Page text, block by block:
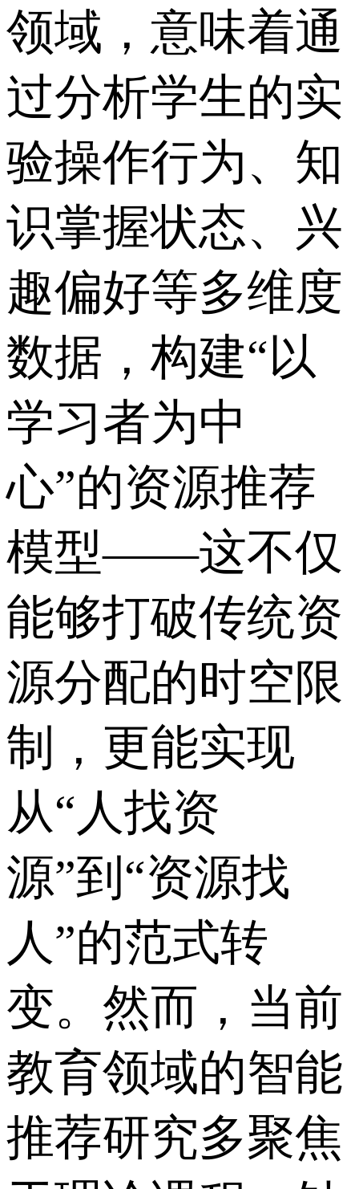
领域，意味着通
过分析学生的实
验操作行为、知
识掌握状态、兴
趣偏好等多维度
数据，构建“以
学习者为中
心”的资源推荐
模型——这不仅
能够打破传统资
源分配的时空限
制，更能实现
从“人找资
源”到“资源找
人”的范式转
变。然而，当前
教育领域的智能
推荐研究多聚焦